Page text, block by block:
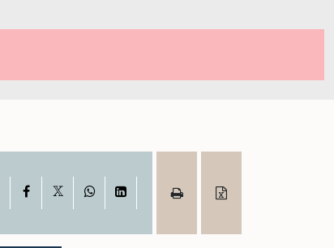
Facebook WhatsAppLinkedIn